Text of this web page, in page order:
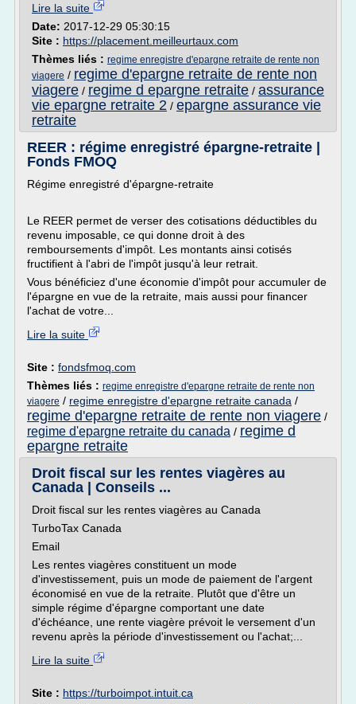
Lire la suite
Date: 2017-12-29 05:30:15
Site : https://placement.meilleurtaux.com
Thèmes liés : regime enregistre d'epargne retraite de rente non
viagere / regime d'epargne retraite de rente non
viagere / regime d epargne retraite / assurance
vie epargne retraite 2 / epargne assurance vie
retraite
REER : régime enregistré épargne-retraite |
Fonds FMOQ
Régime enregistré d'épargne-retraite
Le REER permet de verser des cotisations déductibles du
revenu imposable, ce qui donne droit à des
remboursements d'impôt. Les montants ainsi cotisés
fructifient à l'abri de l'impôt jusqu'à leur retrait.
Vous bénéficiez d'une économie d'impôt pour accumuler de
l'épargne en vue de la retraite, mais aussi pour financer
l'achat de votre...
Lire la suite
Site : fondsfmoq.com
Thèmes liés : regime enregistre d'epargne retraite de rente non
viagere / regime enregistre d'epargne retraite canada /
regime d'epargne retraite de rente non viagere /
regime d'epargne retraite du canada / regime d
epargne retraite
Droit fiscal sur les rentes viagères au
Canada | Conseils ...
Droit fiscal sur les rentes viagères au Canada
TurboTax Canada
Email
Les rentes viagères constituent un mode
d'investissement, puis un mode de paiement de l'argent
économisé en vue de la retraite. Plutôt que d'être un
simple régime d'épargne comportant une date
d'échéance, une rente viagère prévoit le versement d'un
revenu après la période d'investissement ou l'achat;...
Lire la suite
Site : https://turboimpot.intuit.ca